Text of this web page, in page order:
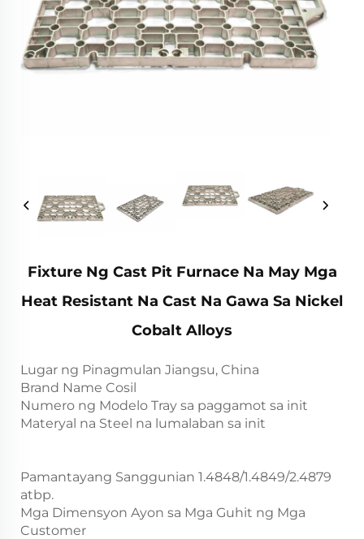
Fixture Ng Cast Pit Furnace Na May Mga
Heat Resistant Na Cast Na Gawa Sa Nickel
Cobalt Alloys
Lugar ng Pinagmulan Jiangsu, China
Brand Name Cosil
Numero ng Modelo Tray sa paggamot sa init
Materyal na Steel na lumalaban sa init
Pamantayang Sanggunian 1.4848/1.4849/2.4879
atbp.
Mga Dimensyon Ayon sa Mga Guhit ng Mga
Customer